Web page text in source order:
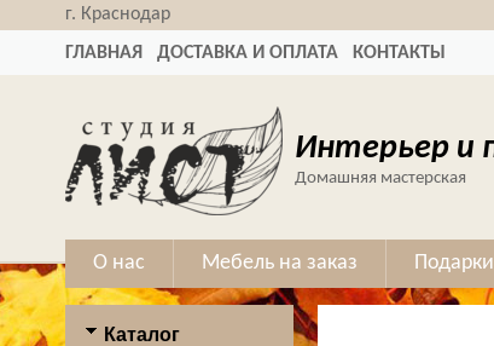
г. Краснодар
ГЛАВНАЯ
ДОСТАВКА И ОПЛАТА КОНТАКТЫ
Интерьер и
Домашняя мастерская
О нас Мебель на заказ Подарки
Каталог